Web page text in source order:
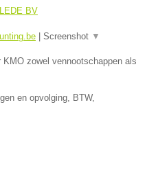
BV
Screenshot ▼
zowel vennootschappen als
en opvolging, BTW,